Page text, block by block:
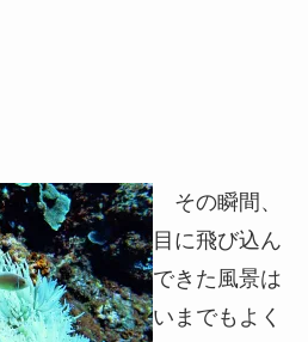
その瞬間、
目に飛び込ん
できた風景は
いまでもよく